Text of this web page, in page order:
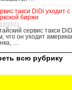
- 22:30
такси DiDi уходит
биржи
2021
сервис такси
что он уходит
…
всю рубрику